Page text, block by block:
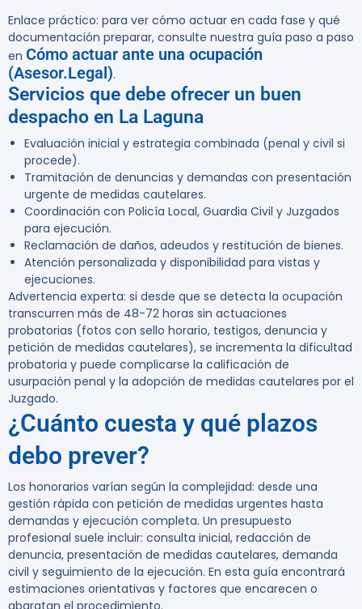
Enlace práctico: para ver cómo actuar en cada fase y qué
documentación preparar, consulte nuestra guía paso a paso
en Cómo actuar ante una ocupación
(Asesor.Legal).
Servicios que debe ofrecer un buen
despacho en La Laguna
Evaluación inicial y estrategia combinada (penal y civil si
procede).
Tramitación de denuncias y demandas con presentación
urgente de medidas cautelares.
Coordinación con Policía Local, Guardia Civil y Juzgados
para ejecución.
Reclamación de daños, adeudos y restitución de bienes.
Atención personalizada y disponibilidad para vistas y
ejecuciones.
Advertencia experta: si desde que se detecta la ocupación
transcurren más de 48-72 horas sin actuaciones
probatorias (fotos con sello horario, testigos, denuncia y
petición de medidas cautelares), se incrementa la dificultad
probatoria y puede complicarse la calificación de
usurpación penal y la adopción de medidas cautelares por el
Juzgado.
¿Cuánto cuesta y qué plazos
debo prever?
Los honorarios varían según la complejidad: desde una
gestión rápida con petición de medidas urgentes hasta
demandas y ejecución completa. Un presupuesto
profesional suele incluir: consulta inicial, redacción de
denuncia, presentación de medidas cautelares, demanda
civil y seguimiento de la ejecución. En esta guía encontrará
estimaciones orientativas y factores que encarecen o